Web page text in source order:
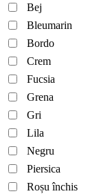
Bej
Bleumarin
Bordo
Crem
Fucsia
Grena
Gri
Lila
Negru
Piersica
Roșu închis